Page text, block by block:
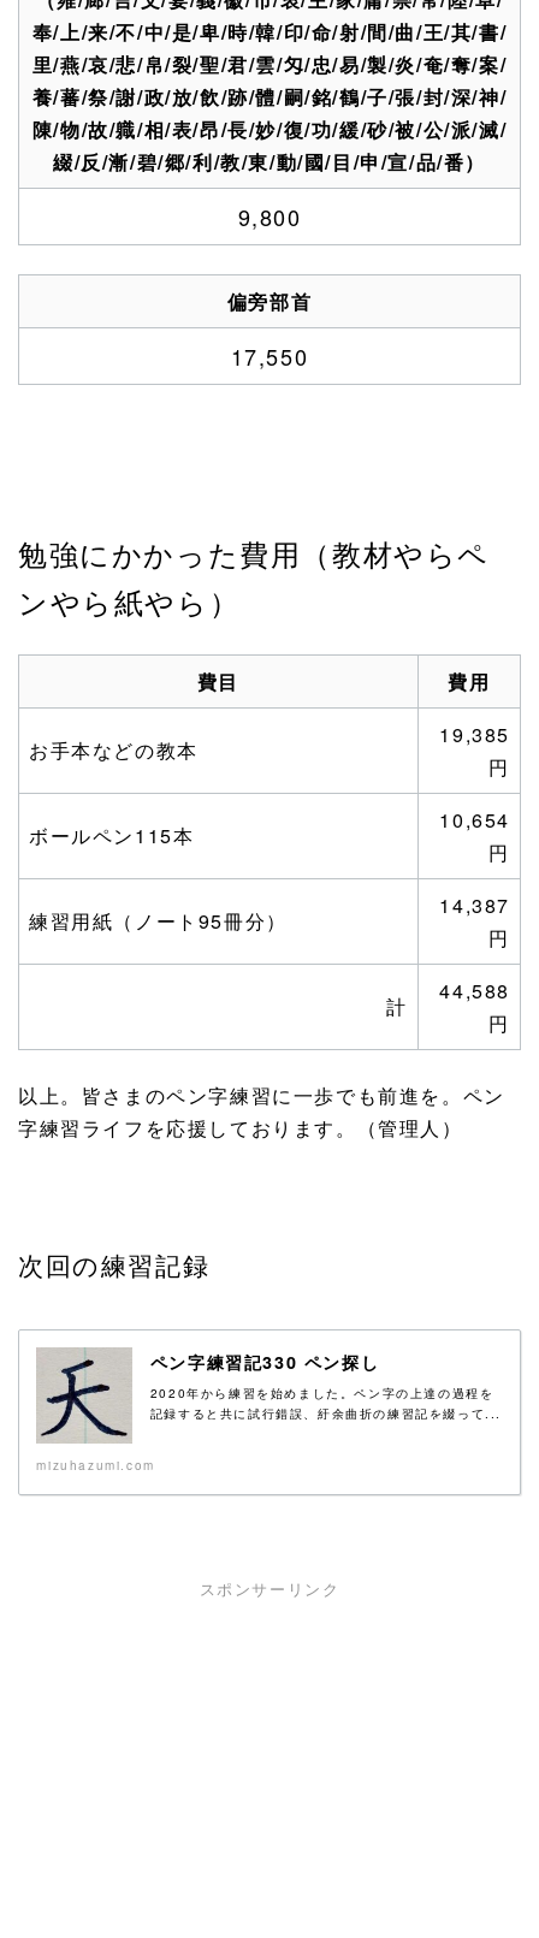
奉/上/来/不/中/是/卑/時/韓/印/命/射/間/曲/王/其/書/
里/燕/哀/悲/帛/裂/聖/君/雲/匁/忠/易/製/炎/奄/奪/案/
養/蕃/祭/謝/政/放/飲/跡/體/嗣/銘/鶴/子/張/封/深/神/
陳/物/故/軄/相/表/昂/長/妙/復/功/緩/砂/被/公/派/滅/
綴/反/漸/碧/郷/利/教/東/動/國/目/申/宣/品/番）
9,800
偏旁部首
17,550
勉強にかかった費用（教材やらペ
ンやら紙やら）
費目 費用
お手本などの教本
19,385
円
ボールペン115本
10,654
円
練習用紙（ノート95冊分）
14,387
円
計
44,588
円
以上。皆さまのペン字練習に一歩でも前進を。ペン
字練習ライフを応援しております。（管理人）
次回の練習記録
ペン字練習記330 ペン探し
2020年から練習を始めました。ペン字の上達の過程を
記録すると共に試行錯誤、紆余曲折の練習記を綴って...
mizuhazumi.com
スポンサーリンク